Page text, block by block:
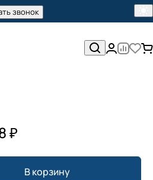
звонок
₽
В корзину